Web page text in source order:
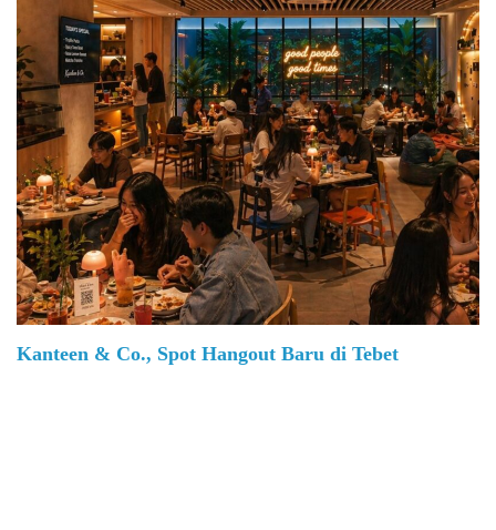
Kanteen & Co., Spot Hangout Baru di Tebet